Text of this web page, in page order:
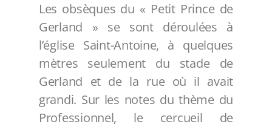
Les obsèques du « Petit Prince de
Gerland » se sont déroulées à
l’église Saint-Antoine, à quelques
mètres seulement du stade de
Gerland et de la rue où il avait
grandi. Sur les notes du thème du
Professionnel, le cercueil de